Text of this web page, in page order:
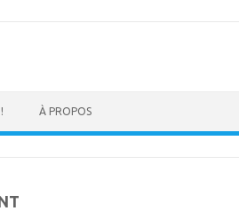
À PROPOS